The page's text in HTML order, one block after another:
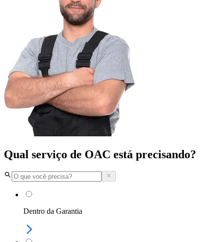
Qual serviço de OAC está precisando?
Dentro da Garantia